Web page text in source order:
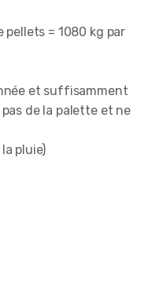
pellets = 1080 kg par
et suffisamment
de la palette et ne
pluie)